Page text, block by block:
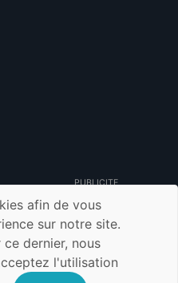
PUBLICITE
Droits Réservés -
de TrustUp.be
afin de vous
sur notre site.
dernier, nous
l'utilisation